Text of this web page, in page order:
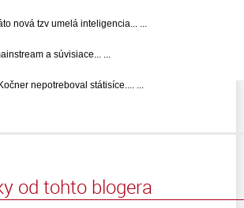
nová tzv umelá inteligencia... ...
a súvisiace... ...
nepotreboval státisíce.... ...
od tohto blogera